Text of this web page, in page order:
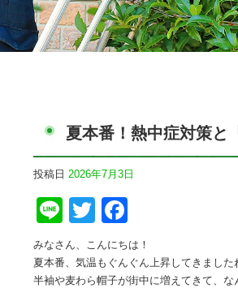
夏本番！熱中症対策と
投稿日 2026年7月3日
LineTwitter
みなさん、こんにちは！
夏本番、気温もぐんぐん上昇してきました
半袖や麦わら帽子が街中に増えてきて、